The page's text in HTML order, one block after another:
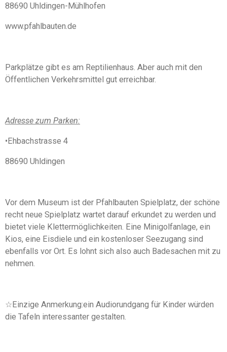
88690 Uhldingen-Mühlhofen
www.pfahlbauten.de
Parkplätze gibt es am Reptilienhaus. Aber auch mit den
Öffentlichen Verkehrsmittel gut erreichbar.
Adresse zum Parken:
•Ehbachstrasse 4
88690 Uhldingen
Vor dem Museum ist der Pfahlbauten Spielplatz, der schöne
recht neue Spielplatz wartet darauf erkundet zu werden und
bietet viele Klettermöglichkeiten. Eine Minigolfanlage, ein
Kios, eine Eisdiele und ein kostenloser Seezugang sind
ebenfalls vor Ort. Es lohnt sich also auch Badesachen mit zu
nehmen.
☆Einzige Anmerkung:ein Audiorundgang für Kinder würden
die Tafeln interessanter gestalten.